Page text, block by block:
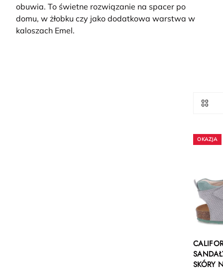
obuwia. To świetne rozwiązanie na spacer po
domu, w żłobku czy jako dodatkowa warstwa w
kaloszach Emel.
SKÓRY